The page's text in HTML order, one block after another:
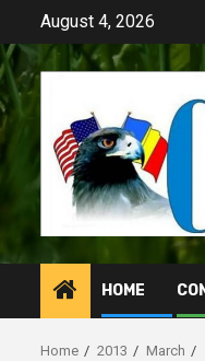
content
August 4, 2026
HOME
Home 2013 March